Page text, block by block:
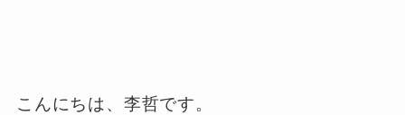
こんにちは、李哲です。